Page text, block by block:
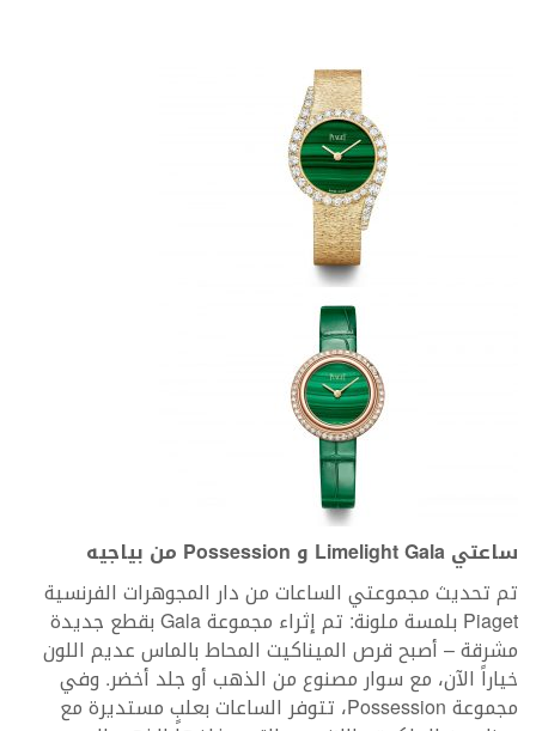
ساعتيLimelight Gala و Possession من بياجيه
تم تحديث مجموعتي الساعات من دار المجوهرات الفرنسية
Piaget بلمسة ملونة: تم إثراء مجموعة Gala بقطع جديدة
مشرقة – أصبح قرص الميناكيت المحاط بالماس عديم اللون
خياراً الآن، مع سوار مصنوع من الذهب أو جلد أخضر. وفي
مجموعة Possession، تتوفر الساعات بعلبٍ مستديرة مع